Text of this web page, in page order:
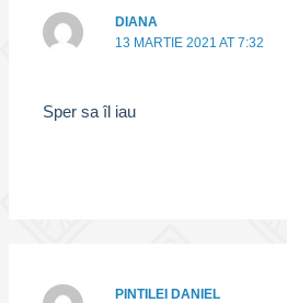
DIANA
13 MARTIE 2021 AT 7:32
Sper sa îl iau
PINTILEI DANIEL